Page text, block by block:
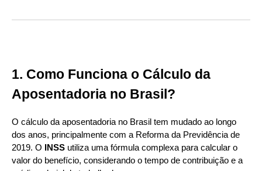
1. Como Funciona o Cálculo da
Aposentadoria no Brasil?
O cálculo da aposentadoria no Brasil tem mudado ao longo
dos anos, principalmente com a Reforma da Previdência de
2019. O INSS utiliza uma fórmula complexa para calcular o
valor do benefício, considerando o tempo de contribuição e a